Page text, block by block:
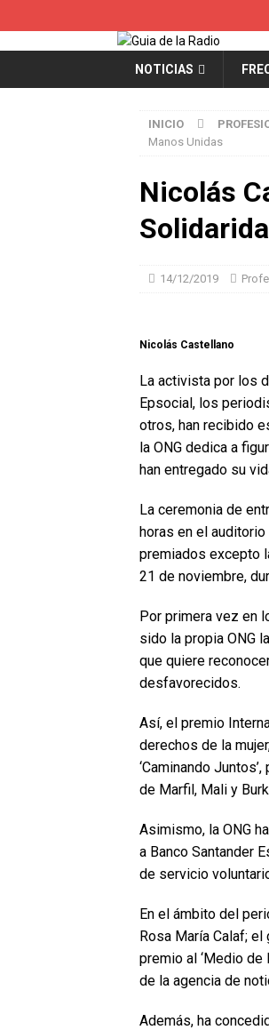
NOTICIAS
INICIO
Manos Unidas
Nicolás
14/12/2019
Nicolás Castellano
La activista por los
Epsocial, los
otros, han recibido
la ONG dedica a
han entregado su
La ceremonia de
horas en el
premiados excepto
21 de noviembre,
Por primera vez en
sido la propia ONG
que quiere
desfavorecidos.
Así, el premio
derechos de la
‘Caminando
de Marfil, Mali y
Asimismo, la ONG
a Banco Santander
de servicio
En el ámbito del
Rosa María Calaf; el
premio al ‘Medio
de la agencia de
Además, ha